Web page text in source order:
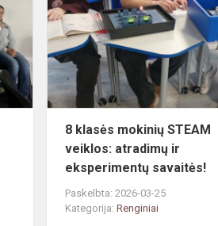
paaugliams
pristatyme
8 klasės mokinių STEAM
veiklos: atradimų ir
eksperimentų savaitės!
Paskelbta: 2026-03-25
Kategorija:Renginiai